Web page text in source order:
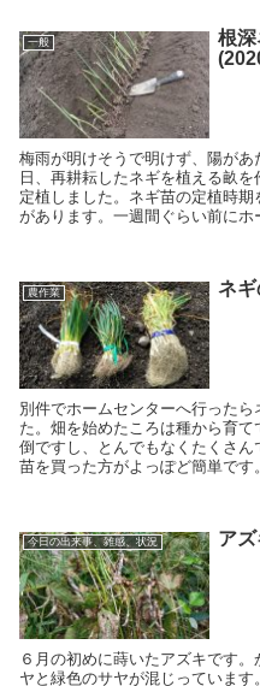
一般
根
梅雨が明けそうで明けず、陽が
日、再耕耘したネギを植える畝
定植しました。ネギ苗の定植時
があります。一週間ぐらい前に
農作業 ネ
別件でホームセンターへ行った
た。畑を始めたころは種から育
倒ですし、とんでもなくたくさ
苗を買った方がよっぽど簡単です
今日の出来事、雑感、状況 ア
６月の初めに蒔いたアズキです
ヤと緑色のサヤが混じっていま